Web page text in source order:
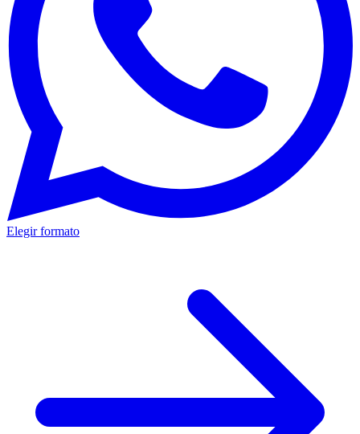
Elegir formato